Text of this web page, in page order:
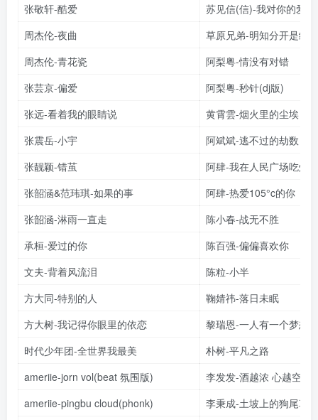
张敬轩-酷爱
苏见信(信)-我对你的爱
周杰伦-夜曲
草原兄弟-明知分开是结局
周杰伦-青花瓷
阿梨粤-情没有对错
张芸京-偏爱
阿梨粤-秒针(dj版)
张远-看着我的眼睛说
黄霄雲-烟火里的尘埃
张震岳-小宇
阿斌斌-逃不过的劫数
张靓颖-错茧
阿肆-我在人民广场吃炸鸡
张韶涵&范玮琪-如果的事
阿肆-热爱105°c的你
张韶涵-淋雨一直走
陈小春-战无不胜
承桓-爱过的你
陈百强-偏偏喜欢你
文夫-背着风流泪
陈粒-小半
方大同-特别的人
鞠婧祎-落日未眠
方大树-我记得你眼里的依恋
黎瑞恩-一人有一个梦想
时代少年团-全世界我最美
朴树-平凡之路
ameriie-jorn vol(beat 氛围版)
李发发-酒越浓 心越空
ameriie-pingbu cloud(phonk)
李秉成-土坡上的狗尾草